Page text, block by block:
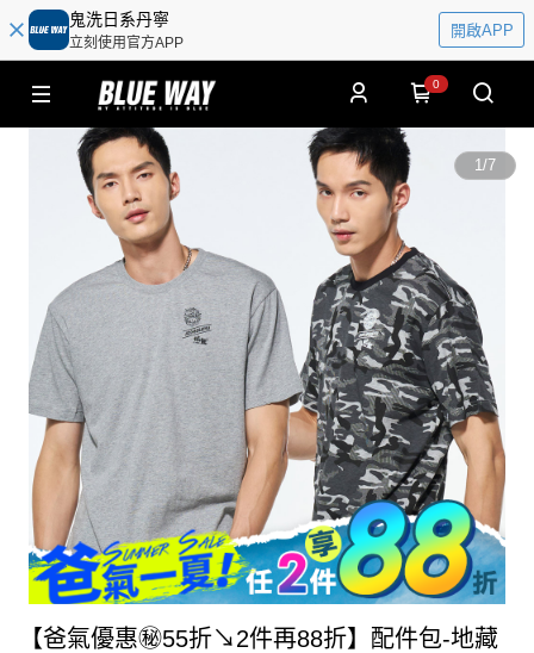
鬼洗日系丹寧
立刻使用官方APP
開啟APP
0
1/7
【爸氣優惠㊙55折↘2件再88折】配件包-地藏